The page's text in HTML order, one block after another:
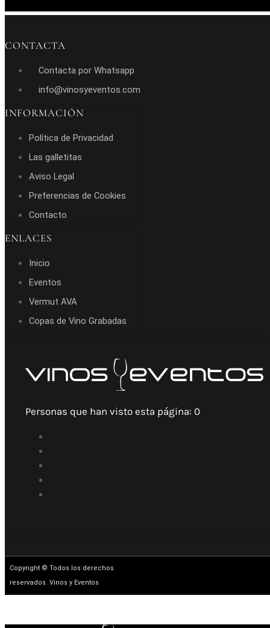
CONTACTA
Contacta por Whatsapp
info@vinosyeventos.com
INFORMACIÓN
Política de Privacidad
Las galletitas
Aviso Legal
Preferencias de Cookies
Contacto
ENLACES
Inicio
Eventos
Vermut AVA
Copas de Vino Grabadas
Personas que han visto esta página: 0
Copyright © Todos los derechos
reservados. Vinos y Eventos